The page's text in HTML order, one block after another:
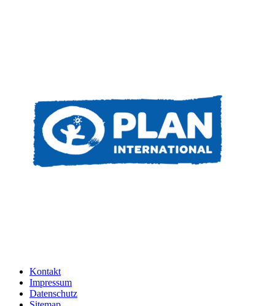
Kontakt
Impressum
Datenschutz